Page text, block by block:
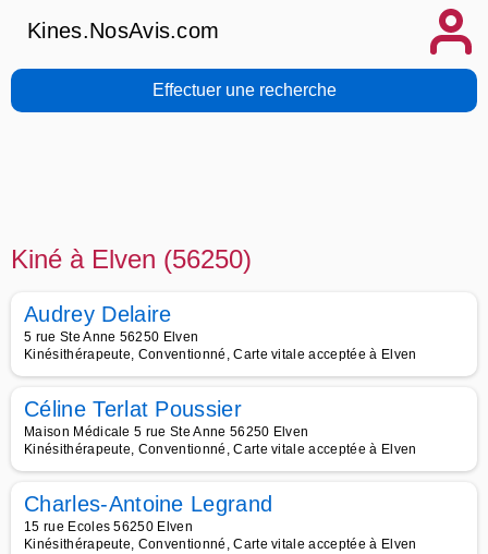
Kines.NosAvis.com
Effectuer une recherche
Kiné à Elven (56250)
Audrey Delaire
5 rue Ste Anne 56250 Elven
Kinésithérapeute, Conventionné, Carte vitale acceptée à Elven
Céline Terlat Poussier
Maison Médicale 5 rue Ste Anne 56250 Elven
Kinésithérapeute, Conventionné, Carte vitale acceptée à Elven
Charles-Antoine Legrand
15 rue Ecoles 56250 Elven
Kinésithérapeute, Conventionné, Carte vitale acceptée à Elven